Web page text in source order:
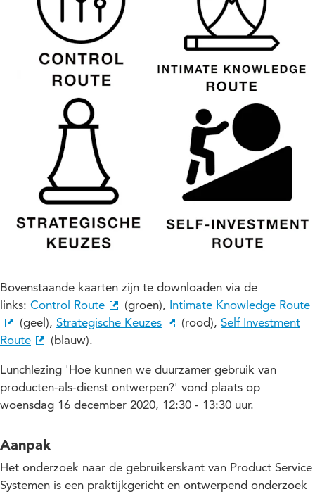
Bovenstaande kaarten zijn te downloaden via de
links: Control Route (groen), Intimate Knowledge Route
(geel), Strategische Keuzes (rood), Self Investment
Route
(blauw).
Lunchlezing 'Hoe kunnen we duurzamer gebruik van
producten-als-dienst ontwerpen?' vond plaats op
woensdag 16 december 2020, 12:30 - 13:30 uur.
Aanpak
Het onderzoek naar de gebruikerskant van Product Service
Systemen is een praktijkgericht en ontwerpend onderzoek